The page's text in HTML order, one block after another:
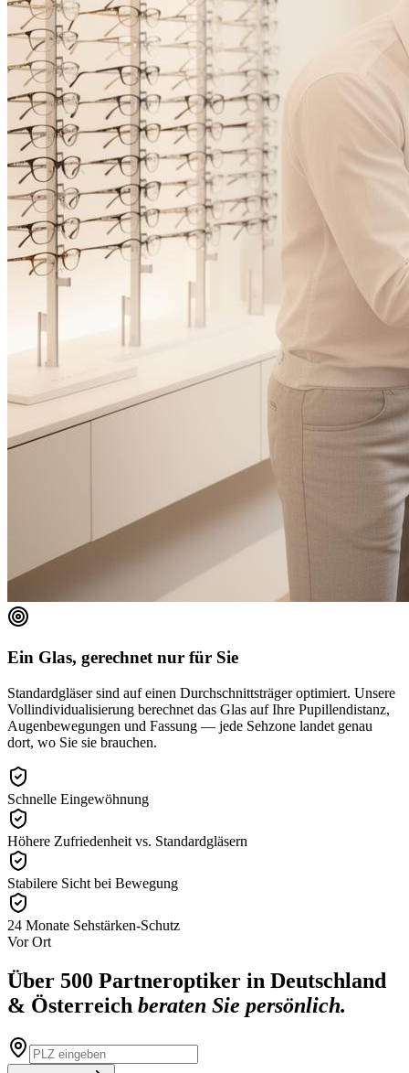
Ein Glas, gerechnet nur für Sie
Standardgläser sind auf einen Durchschnittsträger optimiert. Unsere
Vollindividualisierung berechnet das Glas auf Ihre Pupillendistanz,
Augenbewegungen und Fassung — jede Sehzone landet genau
dort, wo Sie sie brauchen.
Schnelle Eingewöhnung
Höhere Zufriedenheit vs. Standardgläsern
Stabilere Sicht bei Bewegung
24 Monate Sehstärken-Schutz
Vor Ort
Über 500 Partneroptiker in Deutschland
& Österreich beraten Sie persönlich.